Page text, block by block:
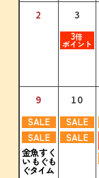
2 3
3倍
ポイント
9
SALE
SALE
金魚すく
い もぐも
ぐタイム
10
SALE
SALE
6 7
3倍
ポイント
20
3倍
ポイント
21
27
4 5
3倍
ポイント
18
3倍
ポイント
19
25
8 9
3倍
ポイント
22
3倍
ポイント
23
3倍
29
6 7
3倍
ポイント
20
3倍
ポイント
21
27
3 4
3倍
ポイント
17
3倍
ポイント
18
24